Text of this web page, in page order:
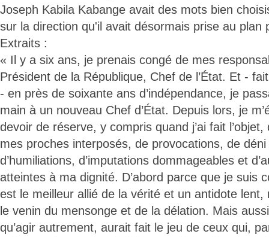
Joseph Kabila Kabange avait des mots bien
sur la direction qu'il avait désormais prise au plan
Extraits :
« Il y a six ans, je prenais congé de mes
Président de la République, Chef de l’État. Et -
- en près de soixante ans d’indépendance, je
main à un nouveau Chef d’État. Depuis lors, je
devoir de réserve, y compris quand j’ai fait
mes proches interposés, de provocations, de
d’humiliations, d’imputations dommageables et
atteintes à ma dignité. D’abord parce que je suis
est le meilleur allié de la vérité et un antidote lent,
le venin du mensonge et de la délation. Mais
qu’agir autrement, aurait fait le jeu de ceux qui,